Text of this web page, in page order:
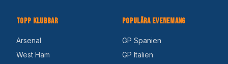
Topp Klubbar
Arsenal
West Ham
Populära Evenemang
GP Spanien
GP Italien